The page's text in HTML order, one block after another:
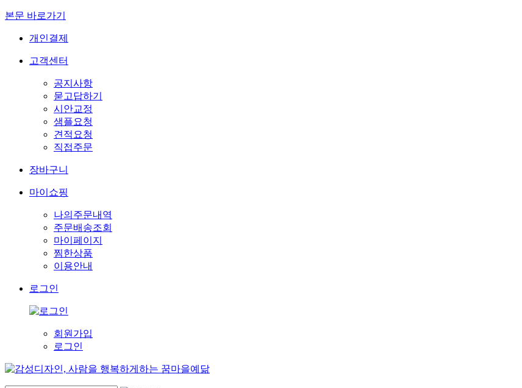
본문 바로가기
개인결제
고객센터
공지사항
묻고답하기
시안교정
샘플요청
견적요청
직접주문
장바구니
마이쇼핑
나의주문내역
주문배송조회
마이페이지
찜한상품
이용안내
로그인
회원가입
로그인